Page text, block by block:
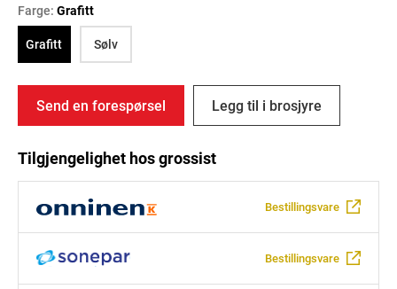
Farge: Grafitt
Grafitt
Sølv
Send en forespørsel Legg til i brosjyre
Tilgjengelighet hos grossist
Bestillingsvare
Bestillingsvare